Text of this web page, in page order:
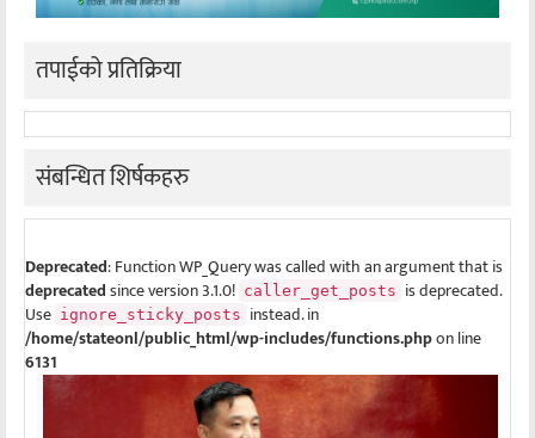
तपाईको प्रतिक्रिया
संबन्धित शिर्षकहरु
Deprecated: Function WP_Query was called with an argument that is
deprecatedsince version 3.1.0! caller_get_posts is deprecated.
Use ignore_sticky_posts instead. in
/home/stateonl/public_html/wp-includes/functions.phpon line
6131